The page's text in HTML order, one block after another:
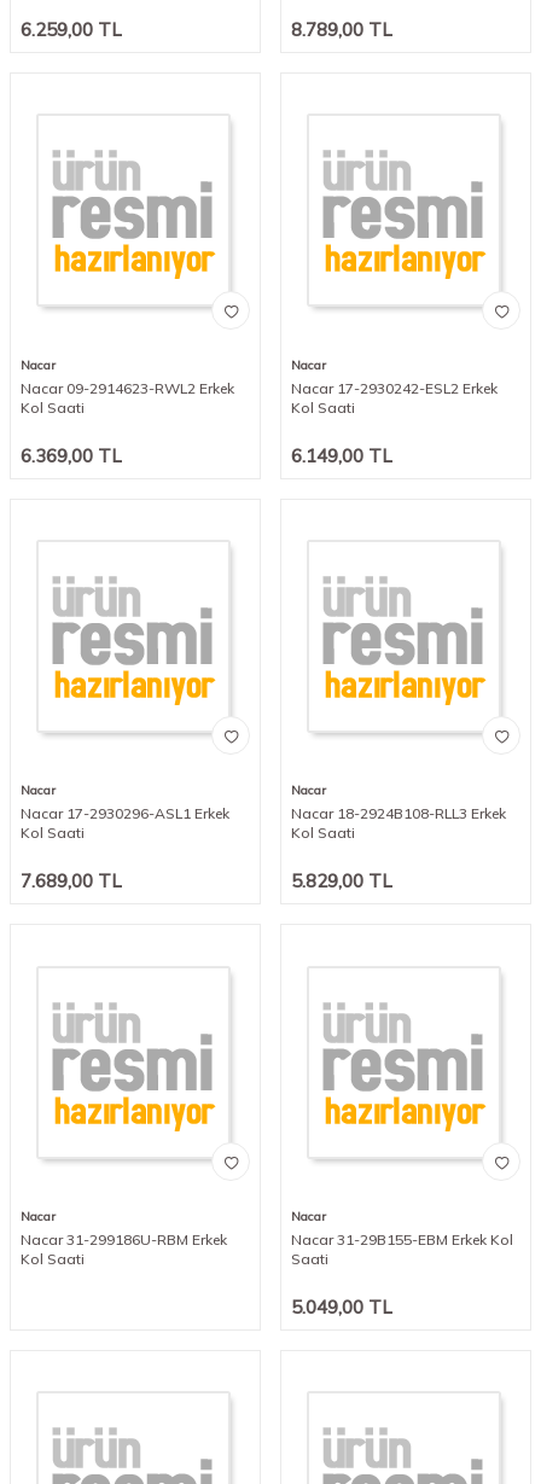
6.259,00 TL 8.789,00 TL
Nacar
Nacar 09-2914623-RWL2 Erkek
Kol Saati
6.369,00 TL
Nacar
Nacar 17-2930242-ESL2 Erkek
Kol Saati
6.149,00 TL
Nacar
Nacar 17-2930296-ASL1 Erkek
Kol Saati
7.689,00 TL
Nacar
Nacar 18-2924B108-RLL3 Erkek
Kol Saati
5.829,00 TL
Nacar
Nacar 31-299186U-RBM Erkek
Kol Saati
Nacar
Nacar 31-29B155-EBM Erkek Kol
Saati
5.049,00 TL